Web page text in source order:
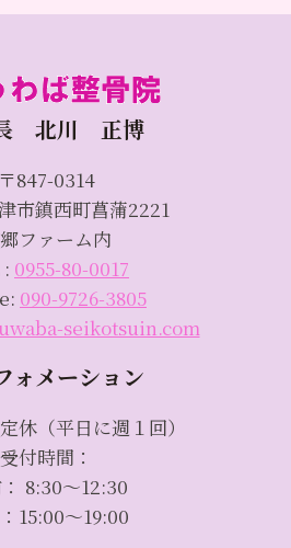
北川 正博
〒847-0314
市鎮西町菖蒲2221
ファーム内
0955-80-0017
090-9726-3805
seikotsuin.com
ォメーション
休（平日に週１回）
受付時間：
8:30～12:30
15:00～19:00